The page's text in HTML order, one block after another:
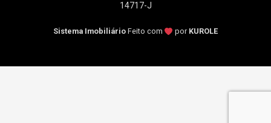
14717-J
Sistema Imobiliário Feito com por KUROLE